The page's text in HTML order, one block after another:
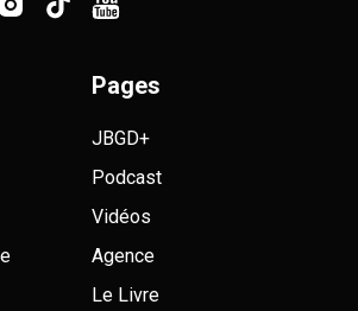
Pages
JBGD+
Podcast
Vidéos
Agence
Le Livre